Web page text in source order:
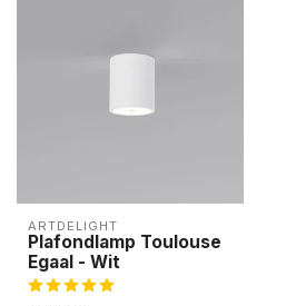
ARTDELIGHT
Plafondlamp Toulouse
Egaal - Wit